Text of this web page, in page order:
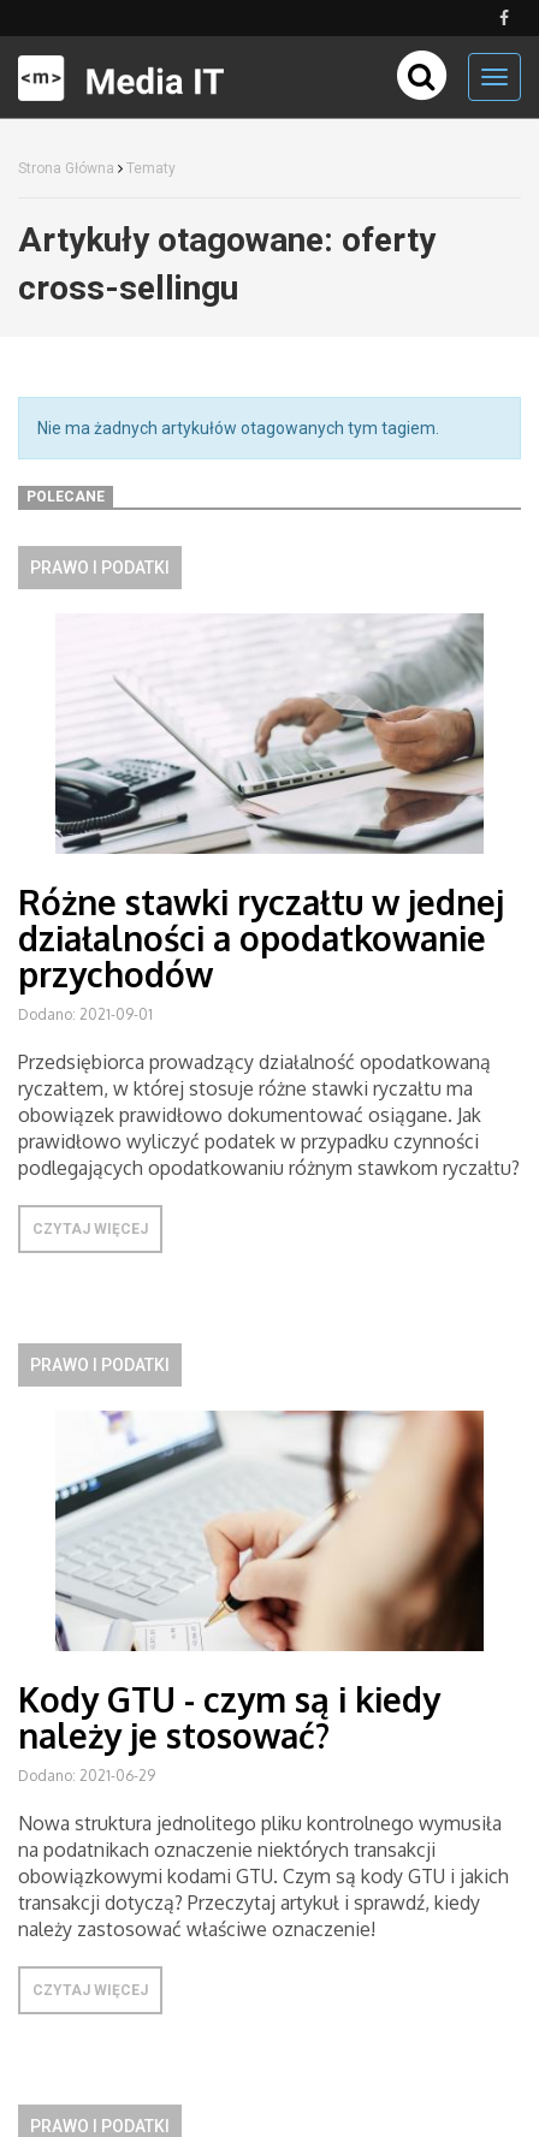
Strona Główna Tematy
Artykuły otagowane: oferty
cross-sellingu
Nie ma żadnych artykułów otagowanych tym tagiem.
POLECANE
PRAWO I PODATKI
Różne stawki ryczałtu w jednej
działalności a opodatkowanie
przychodów
Dodano: 2021-09-01
Przedsiębiorca prowadzący działalność opodatkowaną
ryczałtem, w której stosuje różne stawki ryczałtu ma
obowiązek prawidłowo dokumentować osiągane. Jak
prawidłowo wyliczyć podatek w przypadku czynności
podlegających opodatkowaniu różnym stawkom ryczałtu?
CZYTAJ WIĘCEJ
PRAWO I PODATKI
Kody GTU - czym są i kiedy
należy je stosować?
Dodano: 2021-06-29
Nowa struktura jednolitego pliku kontrolnego wymusiła
na podatnikach oznaczenie niektórych transakcji
obowiązkowymi kodami GTU. Czym są kody GTU i jakich
transakcji dotyczą? Przeczytaj artykuł i sprawdź, kiedy
należy zastosować właściwe oznaczenie!
CZYTAJ WIĘCEJ
PRAWO I PODATKI